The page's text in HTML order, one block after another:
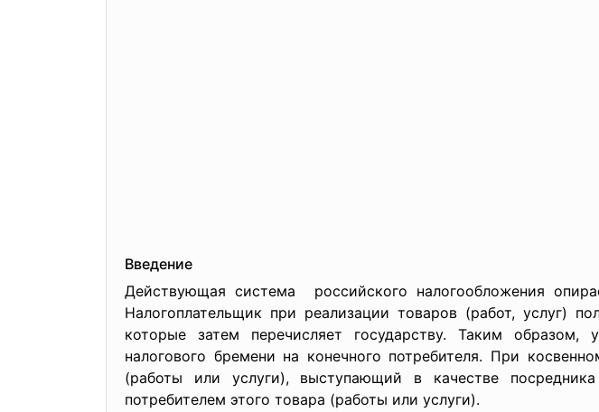
Введение
Действующая система российского налогообложения
Налогоплательщик при реализации товаров (работ, услуг)
которые затем перечисляет государству. Таким образом,
налогового бремени на конечного потребителя. При
(работы или услуги), выступающий в качестве
потребителем этого товара (работы или услуги).